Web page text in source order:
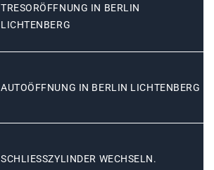
TRESORÖFFNUNG IN BERLIN
LICHTENBERG
AUTOÖFFNUNG IN BERLIN LICHTENBERG
SCHLIESSZYLINDER WECHSELN.